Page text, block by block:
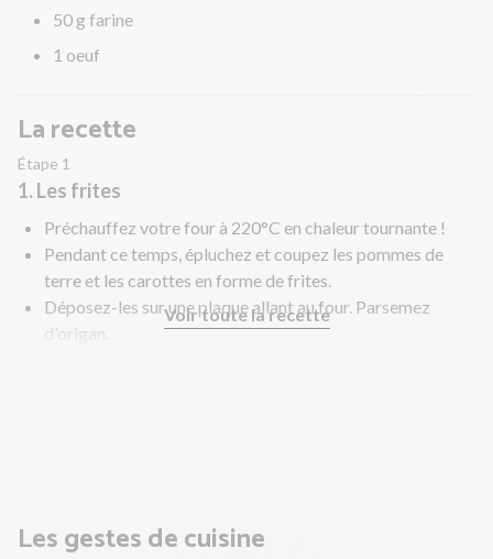
50 g farine
1 oeuf
La recette
Étape 1
1. Les frites
Préchauffez votre four à 220°C en chaleur tournante !
Pendant ce temps, épluchez et coupez les pommes de
terre et les carottes en forme de frites.
Déposez-les sur une plaque allant au four. Parsemez
d'origan.
Voir toute la recette
Les gestes de cuisine